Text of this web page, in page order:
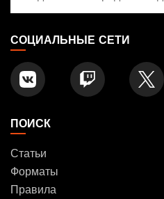
СОЦИАЛЬНЫЕ СЕТИ
ПОИСК
Статьи
Форматы
Правила